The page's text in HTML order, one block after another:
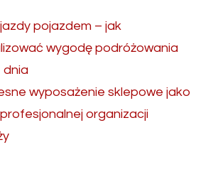
pojazdem – jak
wygodę podróżowania
dnia
wyposażenie sklepowe jako
organizacji